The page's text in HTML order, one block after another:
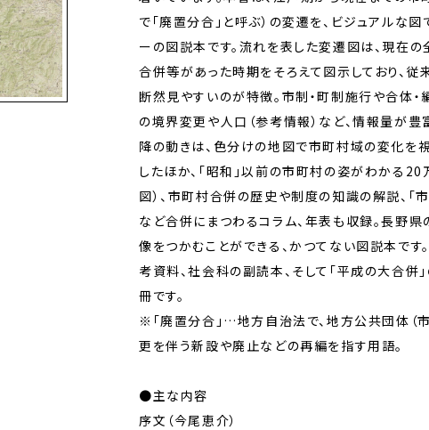
で「廃置分合」と呼ぶ）の変遷を、ビジュアルな
ーの図説本です。流れを表した変遷図は、現在の
合併等があった時期をそろえて図示しており、従
断然見やすいのが特徴。市制・町制施行や合体・
の境界変更や人口（参考情報）など、情報量が豊
降の動きは、色分けの地図で市町村域の変化を
したほか、「昭和」以前の市町村の姿がわかる
図）、市町村合併の歴史や制度の知識の解説、「市
など合併にまつわるコラム、年表も収録。長野
像をつかむことができる、かつてない図説本です
考資料、社会科の副読本、そして「平成の大合併
冊です。
※「廃置分合」…地方自治法で、地方公共団体（
更を伴う新設や廃止などの再編を指す用語。
●主な内容
序文（今尾恵介）